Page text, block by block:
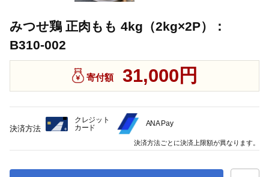
みつせ鶏 正肉もも 4kg（2kg×2P）：
B310-002
寄付額 31,000円
決済方法
クレジット
カード
ANA Pay
決済方法ごとに決済上限額が異なります。